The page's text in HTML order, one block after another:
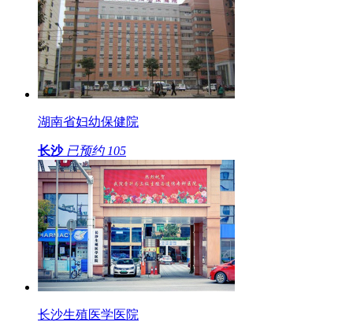
湖南省妇幼保健院
长沙 已预约 105
长沙生殖医学医院